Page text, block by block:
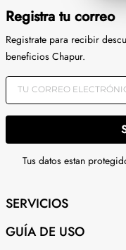
Registra tu correo
Registrate para recibir
beneficios Chapur.
Tus datos estan
SERVICIOS
GUÍA DE USO